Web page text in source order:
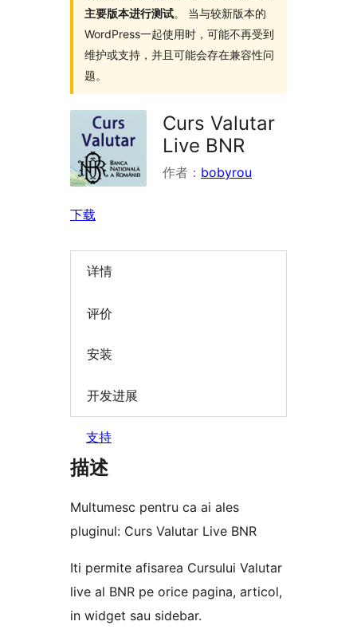
主要版本进行测试。 当与较新版本的
WordPress一起使用时，可能不再受到
维护或支持，并且可能会存在兼容性问
题。
Curs Valutar
Live BNR
作者： bobyrou
下载
详情
评价
安装
开发进展
支持
描述
Multumesc pentru ca ai ales
pluginul: Curs Valutar Live BNR
Iti permite afisarea Cursului Valutar
live al BNR pe orice pagina, articol,
in widget sau sidebar.